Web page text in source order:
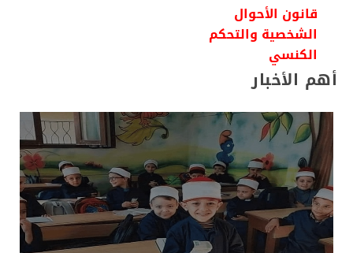
قانون الأحوال
الشخصية والتحكم
الكنسي
أهم الأخبار